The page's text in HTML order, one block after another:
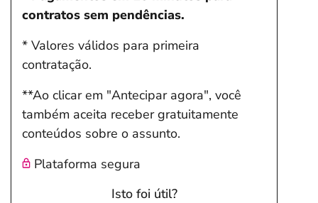
contratos sem pendências.
* Valores válidos para primeira
contratação.
**Ao clicar em "Antecipar agora", você
também aceita receber gratuitamente
conteúdos sobre o assunto.
Plataforma segura
Isto foi útil?